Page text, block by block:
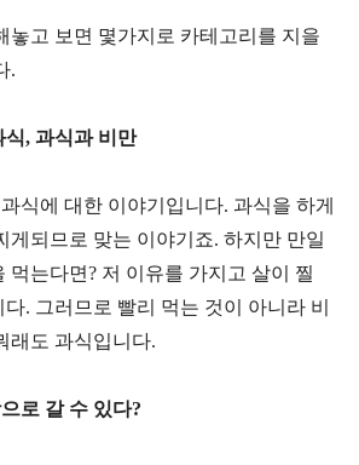
놓고 보면 몇가지로 카테고리를 지을
.
식, 과식과 비만
식에 대한 이야기입니다. 과식을 하게
게되므로 맞는 이야기죠. 하지만 만일
먹는다면? 저 이유를 가지고 살이 찔
. 그러므로 빨리 먹는 것이 아니라 비
래도 과식입니다.
로 갈 수 있다?